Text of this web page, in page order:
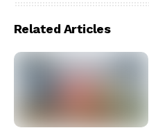
Related Articles